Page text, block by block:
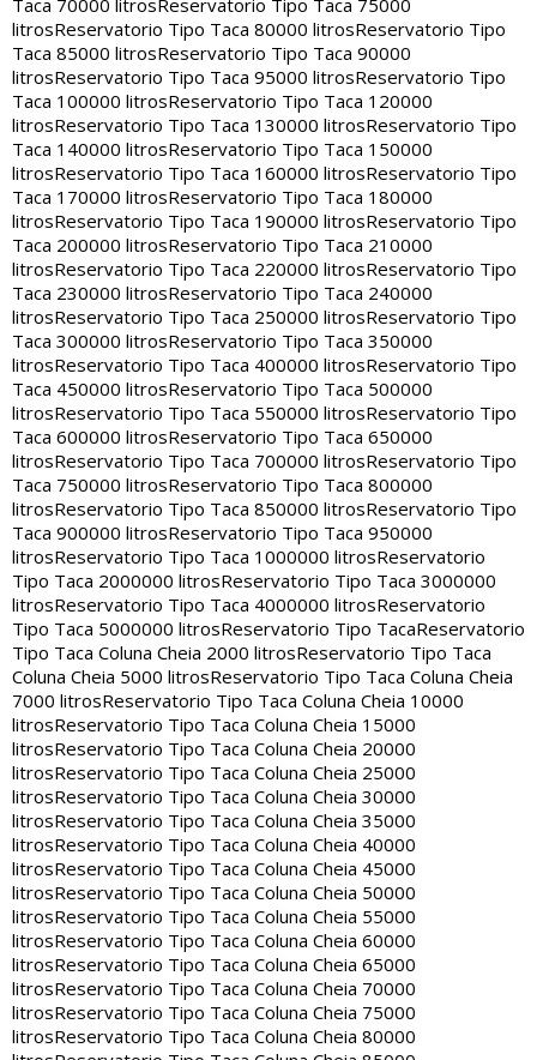
Taca 70000 litros Reservatorio Tipo Taca 75000
litrosReservatorio Tipo Taca 80000 litrosReservatorio Tipo
Taca 85000 litrosReservatorio Tipo Taca 90000
litrosReservatorio Tipo Taca 95000 litrosReservatorio Tipo
Taca 100000 litrosReservatorio Tipo Taca 120000
litrosReservatorio Tipo Taca 130000 litrosReservatorio Tipo
Taca 140000 litrosReservatorio Tipo Taca 150000
litrosReservatorio Tipo Taca 160000 litrosReservatorio Tipo
Taca 170000 litrosReservatorio Tipo Taca 180000
litrosReservatorio Tipo Taca 190000 litrosReservatorio Tipo
Taca 200000 litrosReservatorio Tipo Taca 210000
litrosReservatorio Tipo Taca 220000 litrosReservatorio Tipo
Taca 230000 litrosReservatorio Tipo Taca 240000
litrosReservatorio Tipo Taca 250000 litrosReservatorio Tipo
Taca 300000 litrosReservatorio Tipo Taca 350000
litrosReservatorio Tipo Taca 400000 litrosReservatorio Tipo
Taca 450000 litrosReservatorio Tipo Taca 500000
litrosReservatorio Tipo Taca 550000 litrosReservatorio Tipo
Taca 600000 litrosReservatorio Tipo Taca 650000
litrosReservatorio Tipo Taca 700000 litrosReservatorio Tipo
Taca 750000 litrosReservatorio Tipo Taca 800000
litrosReservatorio Tipo Taca 850000 litrosReservatorio Tipo
Taca 900000 litrosReservatorio Tipo Taca 950000
litrosReservatorio Tipo Taca 1000000 litrosReservatorio
Tipo Taca 2000000 litrosReservatorio Tipo Taca 3000000
litrosReservatorio Tipo Taca 4000000 litrosReservatorio
Tipo Taca 5000000 litrosReservatorio Tipo TacaReservatorio
Tipo Taca Coluna Cheia 2000 litrosReservatorio Tipo Taca
Coluna Cheia 5000 litrosReservatorio Tipo Taca Coluna Cheia
7000 litrosReservatorio Tipo Taca Coluna Cheia 10000
litrosReservatorio Tipo Taca Coluna Cheia 15000
litrosReservatorio Tipo Taca Coluna Cheia 20000
litrosReservatorio Tipo Taca Coluna Cheia 25000
litrosReservatorio Tipo Taca Coluna Cheia 30000
litrosReservatorio Tipo Taca Coluna Cheia 35000
litrosReservatorio Tipo Taca Coluna Cheia 40000
litrosReservatorio Tipo Taca Coluna Cheia 45000
litrosReservatorio Tipo Taca Coluna Cheia 50000
litrosReservatorio Tipo Taca Coluna Cheia 55000
litrosReservatorio Tipo Taca Coluna Cheia 60000
litrosReservatorio Tipo Taca Coluna Cheia 65000
litrosReservatorio Tipo Taca Coluna Cheia 70000
litrosReservatorio Tipo Taca Coluna Cheia 75000
litrosReservatorio Tipo Taca Coluna Cheia 80000